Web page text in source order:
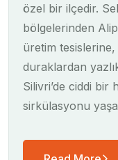
özel bir ilçedir.
bölgelerinden
üretim tesislerine,
duraklardan
Silivri’de ciddi bir
sirkülasyonu